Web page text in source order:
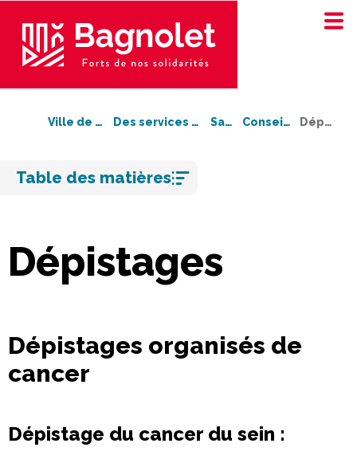
Ville de Bagnolet Des services à votre service Santé Conseils santé Dépistages
Dépistages
Dépistages organisés de
cancer
Dépistage du cancer du sein :
Table des matières